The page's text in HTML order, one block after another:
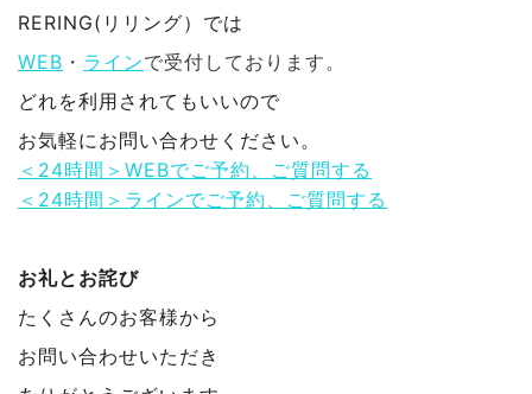
RERING(リリング）では
WEB ・ ラインで受付しております。
どれを利用されてもいいので
お気軽にお問い合わせください。
＜24時間＞WEBでご予約、ご質問する
＜24時間＞ラインでご予約、ご質問する
お礼とお詫び
たくさんのお客様から
お問い合わせいただき